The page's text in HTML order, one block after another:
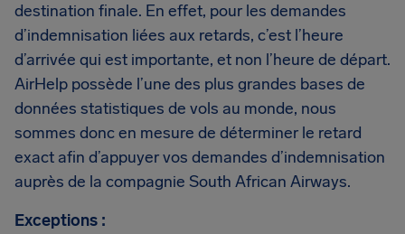
destination finale. En effet, pour les demandes
d’indemnisation liées aux retards, c’est l’heure
d’arrivée qui est importante, et non l’heure de départ.
AirHelp possède l’une des plus grandes bases de
données statistiques de vols au monde, nous
sommes donc en mesure de déterminer le retard
exact afin d’appuyer vos demandes d’indemnisation
auprès de la compagnie South African Airways.
Exceptions :